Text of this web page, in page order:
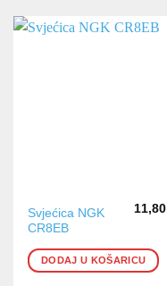
Svjećica NGK
CR8EB
11,80
DODAJ U KOŠARICU